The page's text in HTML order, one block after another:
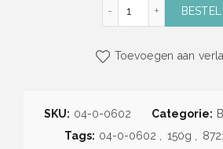
BESTEL
Toevoegen aan
SKU: 04-0-0602 Categorie:
Tags: 04-0-0602 150g